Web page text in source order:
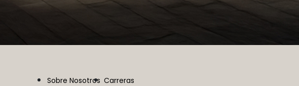
Sobre Nosotros Carreras